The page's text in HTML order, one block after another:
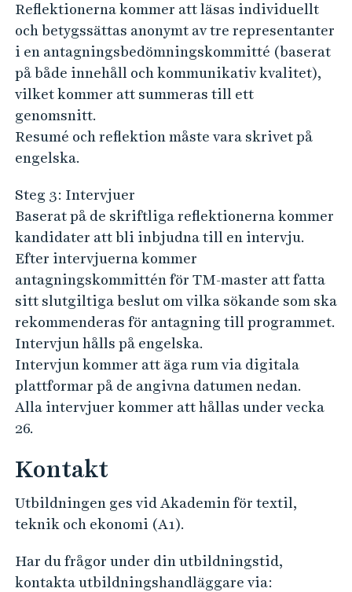
Reflektionerna kommer att läsas individuellt
och betygssättas anonymt av tre representanter
i en antagningsbedömningskommitté (baserat
på både innehåll och kommunikativ kvalitet),
vilket kommer att summeras till ett
genomsnitt.
Resumé och reflektion måste vara skrivet på
engelska.
Steg 3: Intervjuer
Baserat på de skriftliga reflektionerna kommer
kandidater att bli inbjudna till en intervju.
Efter intervjuerna kommer
antagningskommittén för TM-master att fatta
sitt slutgiltiga beslut om vilka sökande som ska
rekommenderas för antagning till programmet.
Intervjun hålls på engelska.
Intervjun kommer att äga rum via digitala
plattformar på de angivna datumen nedan.
Alla intervjuer kommer att hållas under vecka
26.
Kontakt
Utbildningen ges vid Akademin för textil,
teknik och ekonomi (A1).
Har du frågor under din utbildningstid,
kontakta utbildningshandläggare via: